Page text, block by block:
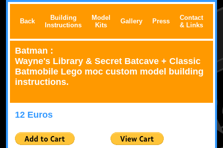
Back
Building
Instructions
Model
Kits
Gallery Press
Contact
& Links
Batman :
Wayne's Library & Secret Batcave + Classic
Batmobile Lego moc custom model building
instructions.
12 Euros